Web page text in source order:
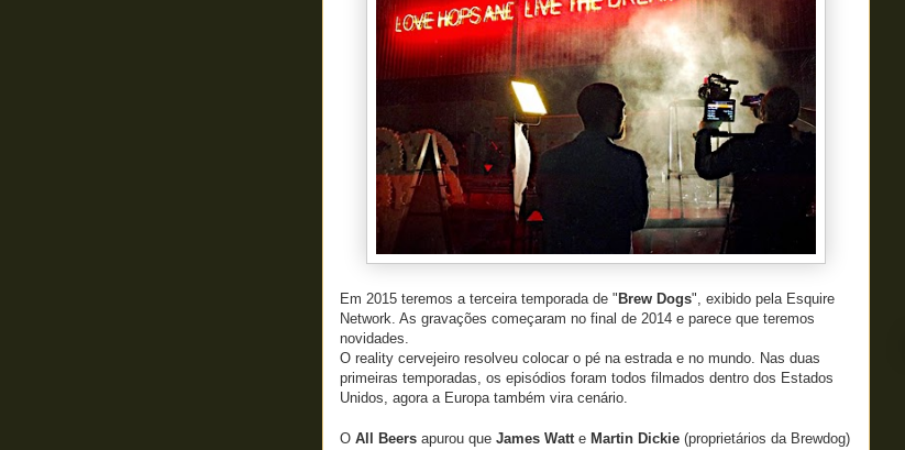
Em 2015 teremos a terceira temporada de " Brew Dogs", exibido pela Esquire
Network. As gravações começaram no final de 2014 e parece que teremos
novidades.
O reality cervejeiro resolveu colocar o pé na estrada e no mundo. Nas duas
primeiras temporadas, os episódios foram todos filmados dentro dos Estados
Unidos, agora a Europa também vira cenário.
O All Beers apurou que James Watte Martin Dickie (proprietários da Brewdog)